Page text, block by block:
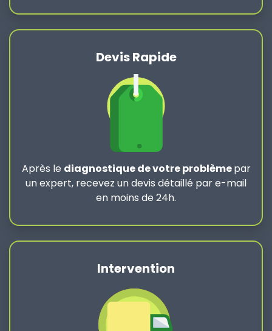
Devis Rapide
Après le diagnostique de votre problèmepar
un expert, recevez un devis détaillé par e-mail
en moins de 24h.
Intervention